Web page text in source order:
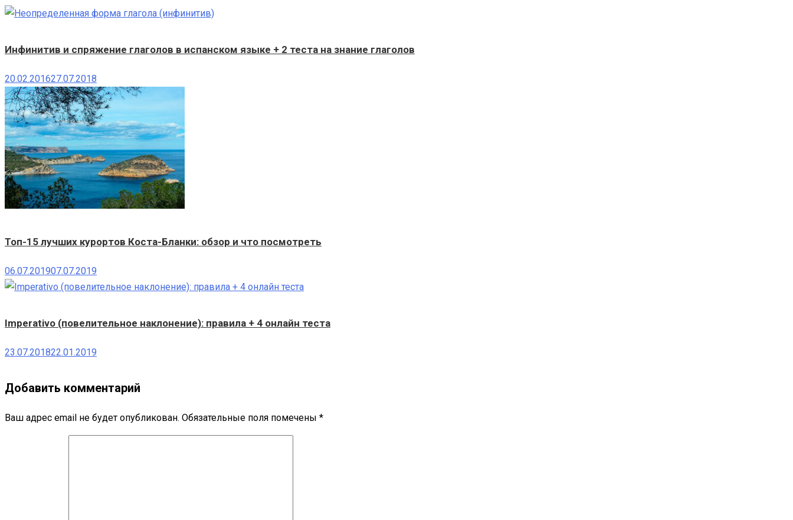
Инфинитив и спряжение глаголов в испанском языке + 2 теста на знание глаголов
20.02.201627.07.2018
Топ-15 лучших курортов Коста-Бланки: обзор и что посмотреть
06.07.201907.07.2019
Imperativo (повелительное наклонение): правила + 4 онлайн теста
23.07.201822.01.2019
Добавить комментарий
Ваш адрес email не будет опубликован. Обязательные поля помечены *